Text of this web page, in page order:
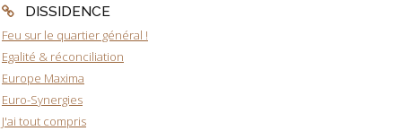
DISSIDENCE
Feu sur le quartier général !
Egalité & réconciliation
Europe Maxima
Euro-Synergies
J'ai tout compris